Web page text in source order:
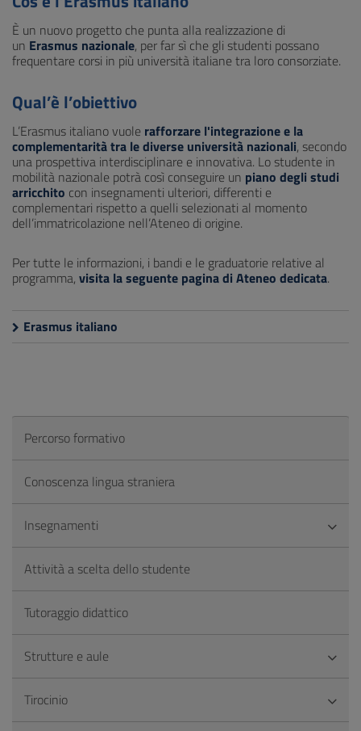
È un nuovo progetto che punta alla realizzazione di
un Erasmus nazionale, per far sì che gli studenti possano
frequentare corsi in più università italiane tra loro consorziate.
Qual’è l’obiettivo
L’Erasmus italiano vuole rafforzare l'integrazione e la
complementarità tra le diverse università nazionali, secondo
una prospettiva interdisciplinare e innovativa. Lo studente in
mobilità nazionale potrà così conseguire un piano degli studi
arricchito con insegnamenti ulteriori, differenti e
complementari rispetto a quelli selezionati al momento
dell’immatricolazione nell’Ateneo di origine.
Per tutte le informazioni, i bandi e le graduatorie relative al
programma, visita la seguente pagina di Ateneo dedicata.
Erasmus italiano
Percorso formativo
Conoscenza lingua straniera
Insegnamenti
Attività a scelta dello studente
Tutoraggio didattico
Strutture e aule
Tirocinio